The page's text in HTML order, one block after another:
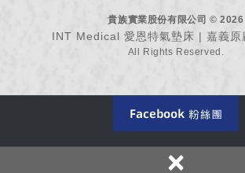
×
貴族實業股份有限公司 © 2026
INT Medical 愛恩特氣墊床 | 嘉義原
All Rights Reserved.
623 嘉義縣溪口鄉疊溪村下